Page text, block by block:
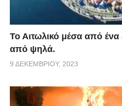
Το Αιτωλικό μέσα από ένα
από ψηλά.
9 ΔΕΚΕΜΒΡΊΟΥ, 2023